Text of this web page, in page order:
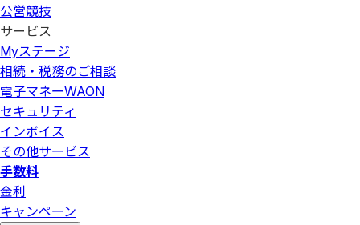
公営競技
サービス
Myステージ
相続・税務のご相談
電子マネーWAON
セキュリティ
インボイス
その他サービス
手数料
金利
キャンペーン